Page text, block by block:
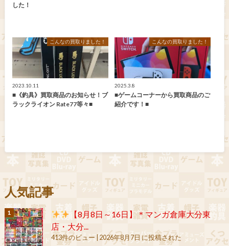
した！
こんなの買取りました！
2023.10.11
■《釣具》買取商品のお知らせ！ブ
ラックライオン Rate77等々■
こんなの買取りました！
2025.3.8
■ゲームコーナーから買取商品のご
紹介です！■
人気記事
【8月8日～16日】＊マンガ倉庫大分東
店・大分...
413件のビュー| 2026年8月7日 に投稿された